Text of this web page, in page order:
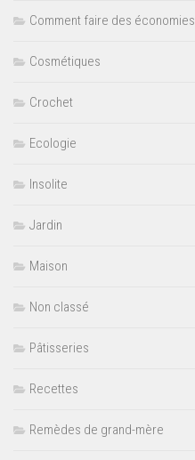
Comment faire des économies
Cosmétiques
Crochet
Ecologie
Insolite
Jardin
Maison
Non classé
Pâtisseries
Recettes
Remèdes de grand-mère